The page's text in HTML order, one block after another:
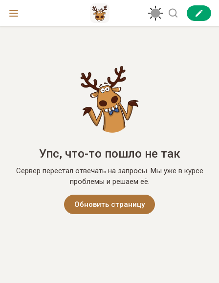
Упс, что-то пошло не так
Сервер перестал отвечать на запросы. Мы уже в курсе
проблемы и решаем её.
Обновить страницу